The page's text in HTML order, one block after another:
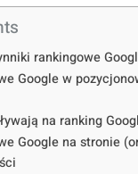
rankingowe
Google w
na ranking
Google na stronie